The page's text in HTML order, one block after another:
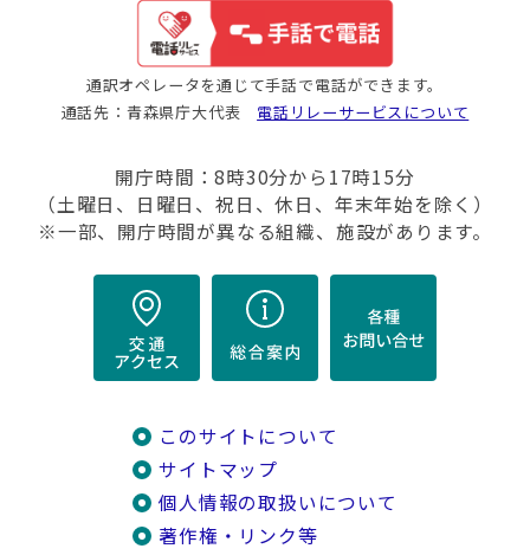
通訳オペレータを通じて手話で電話ができます。
通話先：青森県庁大代表 電話リレーサービスについて
開庁時間：8時30分から17時15分
（土曜日、日曜日、祝日、休日、年末年始を除く）
※一部、開庁時間が異なる組織、施設があります。
このサイトについて
サイトマップ
個人情報の取扱いについて
著作権・リンク等